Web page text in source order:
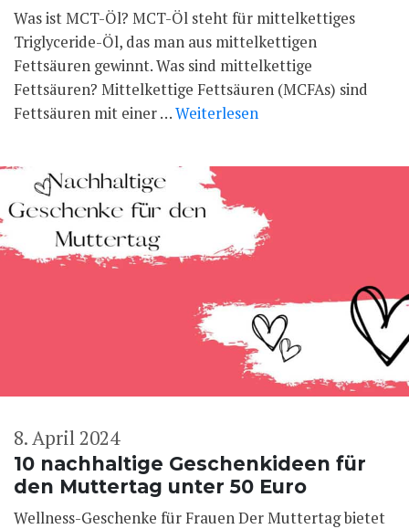
Was ist MCT-Öl? MCT-Öl steht für mittelkettiges
Triglyceride-Öl, das man aus mittelkettigen
Fettsäuren gewinnt. Was sind mittelkettige
Fettsäuren? Mittelkettige Fettsäuren (MCFAs) sind
Fettsäuren mit einer …Weiterlesen
10 nachhaltige Geschenkideen für
den Muttertag unter 50 Euro
8. April 2024
Wellness-Geschenke für Frauen Der Muttertag bietet